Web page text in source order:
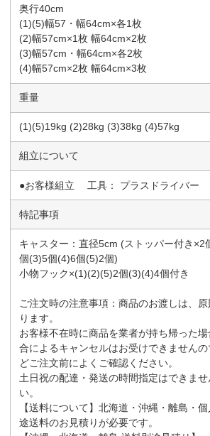
奥行40cm
(1)(5)幅57・幅64cm×各1枚
(2)幅57cm×1枚 幅64cm×2枚
(3)幅57cm・幅64cm×各2枚
(4)幅57cm×2枚 幅64cm×3枚
重量
(1)(5)19kg (2)28kg (3)38kg (4)57kg
組立について
●お客様組立 工具： プラスドライバー
特記事項
キャスター：直径5cm (ストッパー付き×2
個(3)5個(4)6個(5)2個)
小物フック×(1)(2)(5)2個(3)(4)4個付き
ご注文時の注意事項：商品のお渡しは、
ります。
お客様不在時に商品を業者が持ち帰った
合によるキャンセルはお受けできません
どご注文前によくご確認ください。
土日祝の配達・発送の時間指定はできま
い。
【送料について】北海道・沖縄・離島・
途送料のお見積りが必要です。